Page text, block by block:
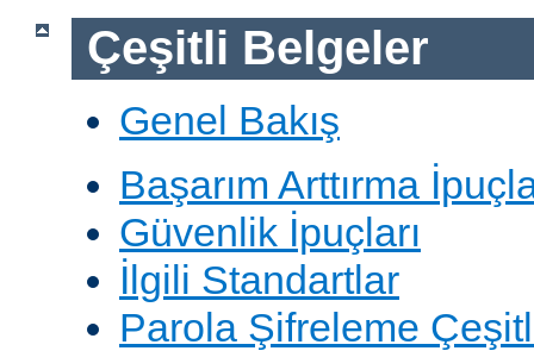
Çeşitli Belgeler
Genel Bakış
Başarım Arttırma
Güvenlik İpuçları
İlgili Standartlar
Parola Şifreleme